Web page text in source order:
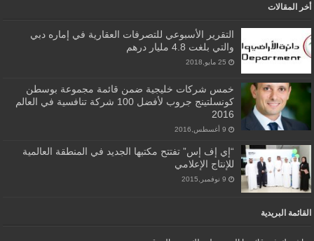
أخر المقالات
التقرير الأسبوعي للتصرفات العقارية في إماره دبي
والتي بلغت 4.8 مليار درهم
25 مايو,2018
خمس شركات خليجية ضمن قائمة مجموعة بوسطن
كونسلتينج جروب لأفضل 100 شركة تنافسية في العالم
2016
9 أغسطس,2016
“إي إف إس” تفتتح مكتبها الجديد في المنطقة العالمية
للإنتاج الإعلامي
9 نوفمبر,2015
القائمة البريدية